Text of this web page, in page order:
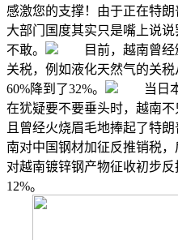
感激您的支撑！由于正在特朗
大部门国度其实只是嘴上说
不敢。
目前，越南曾
关税，例如液化天然气的关
60%降到了32%。
当日
在犹疑要不要垂头时，越南
且曾经火烧眉毛地捧起了特
南对中国钢材加征反推销税
对越南镀锌钢产物征收初步反
12%。